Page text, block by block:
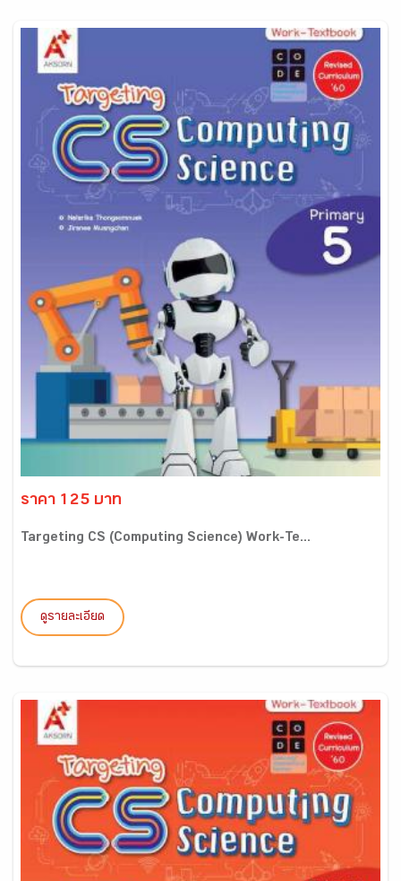
ราคา 125 บาท
Targeting CS (Computing Science) Work-Te...
ดูรายละเอียด